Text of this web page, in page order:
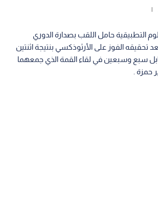
|
التطبيقية حامل اللقب بصدارة الدوري
تحقيقه الفوز على الأرثوذكسي بنتيجة اثنتين
سبع وسبعين في لقاء القمة الذي جمعهما
حمزة .